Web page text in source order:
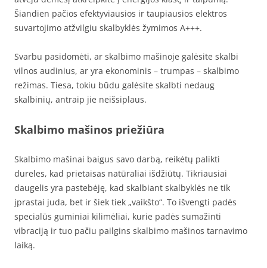
Šiandien pačios efektyviausios ir taupiausios elektros
suvartojimo atžvilgiu skalbyklės žymimos A+++.
Svarbu pasidomėti, ar skalbimo mašinoje galėsite skalbi
vilnos audinius, ar yra ekonominis – trumpas – skalbimo
režimas. Tiesa, tokiu būdu galėsite skalbti nedaug
skalbinių, antraip jie neišsiplaus.
Skalbimo mašinos priežiūra
Skalbimo mašinai baigus savo darbą, reikėtų palikti
dureles, kad prietaisas natūraliai išdžiūtų. Tikriausiai
daugelis yra pastebėję, kad skalbiant skalbyklės ne tik
įprastai juda, bet ir šiek tiek „vaikšto“. To išvengti padės
specialūs guminiai kilimėliai, kurie padės sumažinti
vibraciją ir tuo pačiu pailgins skalbimo mašinos tarnavimo
laiką.